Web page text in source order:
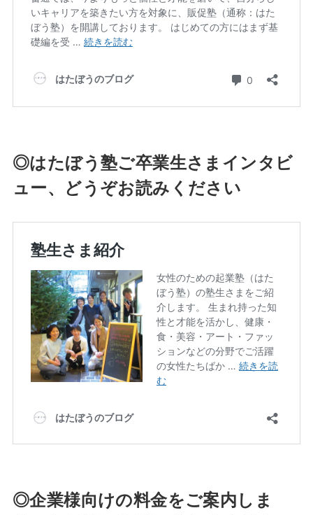
◎はたぼう塾ご卒業生さまインタビ
ュー、どうぞお読みください
◎企業様向けの料金をご案内しま